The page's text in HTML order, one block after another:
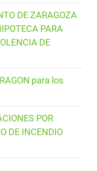
DE ZARAGOZA
PARA
DE
para los
POR
DE INCENDIO